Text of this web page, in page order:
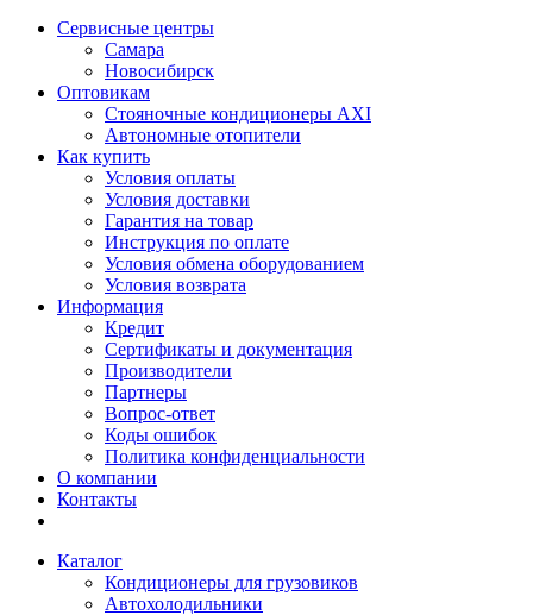
Сервисные центры
Самара
Новосибирск
Оптовикам
Стояночные кондиционеры AXI
Автономные отопители
Как купить
Условия оплаты
Условия доставки
Гарантия на товар
Инструкция по оплате
Условия обмена оборудованием
Условия возврата
Информация
Кредит
Сертификаты и документация
Производители
Партнеры
Вопрос-ответ
Коды ошибок
Политика конфиденциальности
О компании
Контакты
Каталог
Кондиционеры для грузовиков
Автохолодильники